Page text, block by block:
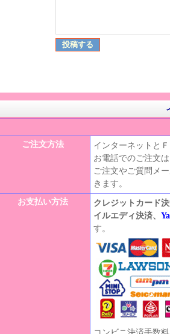
ご注文方法
インターネットと
お電話でのご注文
ご注文やご質問メ
きます。
お支払い方法
クレジットカード
イルエディ決済、
す。